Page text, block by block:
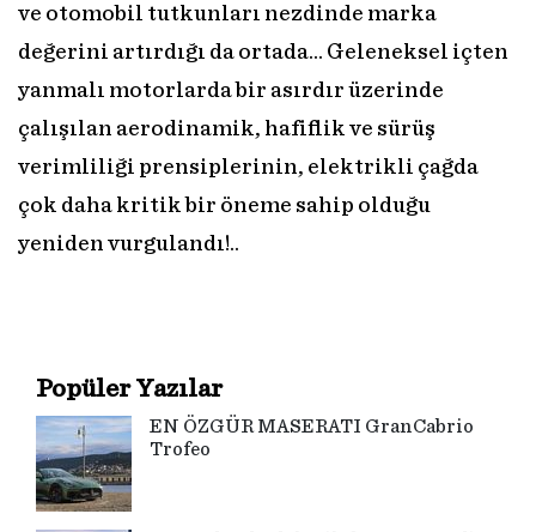
ve otomobil tutkunları nezdinde marka
değerini artırdığı da ortada… Geleneksel içten
yanmalı motorlarda bir asırdır üzerinde
çalışılan aerodinamik, hafiflik ve sürüş
verimliliği prensiplerinin, elektrikli çağda
çok daha kritik bir öneme sahip olduğu
yeniden vurgulandı!..
Popüler Yazılar
EN ÖZGÜR MASERATI GranCabrio
Trofeo